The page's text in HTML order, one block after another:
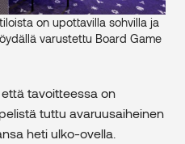
on upottavilla sohvilla ja
varustettu Board Game
tavoitteessa on
tuttu avaruusaiheinen
heti ulko-ovella.